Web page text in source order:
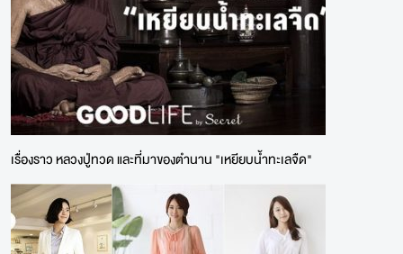
เรื่องราว หลวงปู่ทวด และที่มาของตำนาน "เหยียบน้ำทะเลจืด"